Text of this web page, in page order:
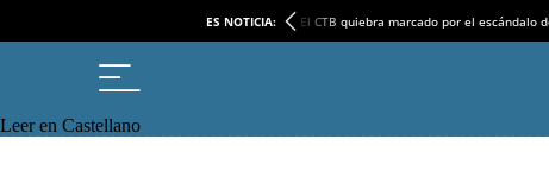
ES NOTICIA: El CTB quiebra marcado por el escándalo
Leer en Castellano